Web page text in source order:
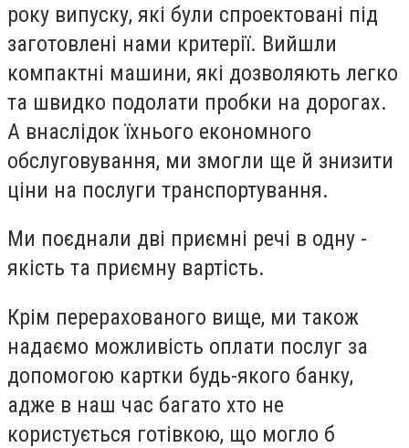
року випуску, які були спроектовані під
заготовлені нами критерії. Вийшли
компактні машини, які дозволяють легко
та швидко подолати пробки на дорогах.
А внаслідок їхнього економного
обслуговування, ми змогли ще й знизити
ціни на послуги транспортування.
Ми поєднали дві приємні речі в одну -
якість та приємну вартість.
Крім перерахованого вище, ми також
надаємо можливість оплати послуг за
допомогою картки будь-якого банку,
адже в наш час багато хто не
користується готівкою, що могло б